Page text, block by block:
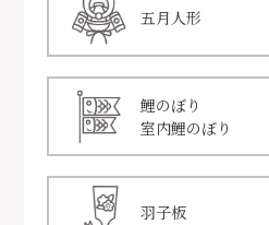
五月人形
鯉のぼり
室内鯉のぼり
羽子板